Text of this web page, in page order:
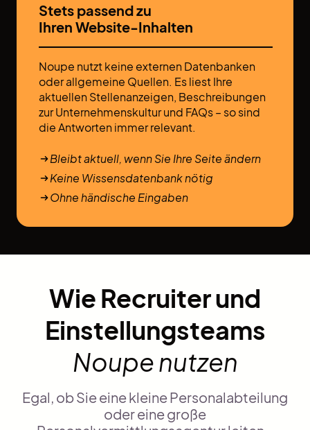
Stets passend zu
Ihren Website-Inhalten
Noupe nutzt keine externen Datenbanken
oder allgemeine Quellen. Es liest Ihre
aktuellen Stellenanzeigen, Beschreibungen
zur Unternehmenskultur und FAQs – so sind
die Antworten immer relevant.
Bleibt aktuell, wenn Sie Ihre Seite ändern
Keine Wissensdatenbank nötig
Ohne händische Eingaben
Wie Recruiter und
Einstellungsteams
Noupe nutzen
Egal, ob Sie eine kleine Personalabteilung
oder eine große